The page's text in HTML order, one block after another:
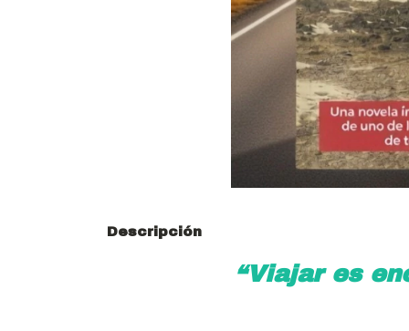
Descripción
“Viajar es